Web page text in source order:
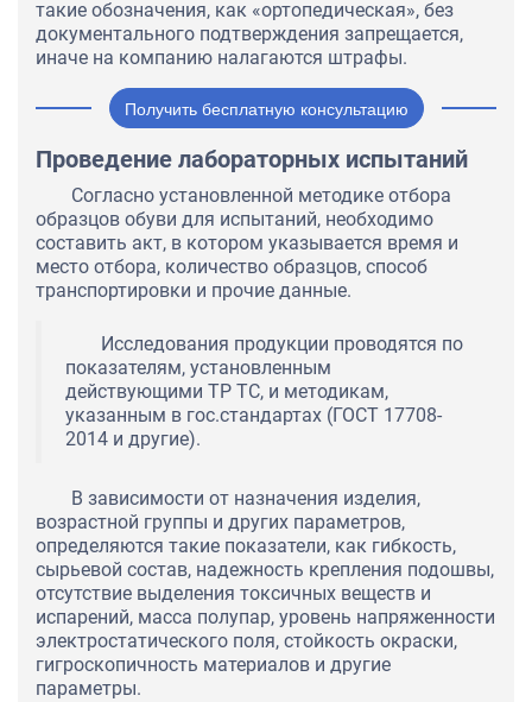
такие обозначения, как «ортопедическая», без
документального подтверждения запрещается,
иначе на компанию налагаются штрафы.
Получить бесплатную консультацию
Проведение лабораторных испытаний
Согласно установленной методике отбора
образцов обуви для испытаний, необходимо
составить акт, в котором указывается время и
место отбора, количество образцов, способ
транспортировки и прочие данные.
Исследования продукции проводятся по
показателям, установленным
действующими ТР ТС, и методикам,
указанным в гос.стандартах (ГОСТ 17708-
2014 и другие).
В зависимости от назначения изделия,
возрастной группы и других параметров,
определяются такие показатели, как гибкость,
сырьевой состав, надежность крепления подошвы,
отсутствие выделения токсичных веществ и
испарений, масса полупар, уровень напряженности
электростатического поля, стойкость окраски,
гигроскопичность материалов и другие
параметры.